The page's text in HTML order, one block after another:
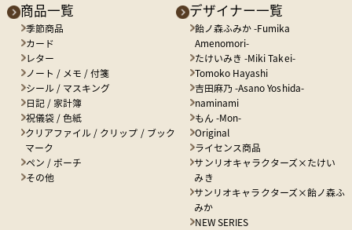
商品一覧
季節商品
カード
レター
ノート / メモ / 付箋
シール / マスキング
日記 / 家計簿
祝儀袋 / 色紙
クリアファイル / クリップ / ブック
マーク
ペン / ポーチ
その他
デザイナー一覧
飴ノ森ふみか -Fumika
Amenomori-
たけいみき -Miki Takei-
Tomoko Hayashi
吉田麻乃 -Asano Yoshida-
naminami
もん -Mon-
Original
ライセンス商品
サンリオキャラクターズ×たけい
みき
サンリオキャラクターズ×飴ノ森ふ
みか
NEW SERIES